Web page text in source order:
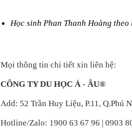
Học sinh Phan Thanh Hoàng theo
Mọi thông tin chi tiết xin liên hệ:
CÔNG TY DU HỌC Á - ÂU®
Add: 52 Trần Huy Liệu, P.11, Q.Phú
Hotline/Zalo: 1900 63 67 96 | 0903